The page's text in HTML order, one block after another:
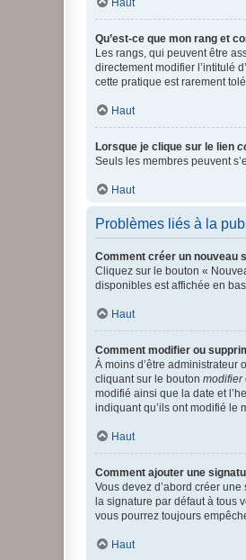
Qu’est-ce que mon rang et
Les rangs, qui peuvent être
directement modifier l’intitulé
cette pratique est rarement
Haut
Lorsque je clique sur le lien
Seuls les membres peuvent
Haut
Problèmes liés à la
Comment créer un nouveau
Cliquez sur le bouton «
disponibles est affichée en
Haut
Comment modifier ou
À moins d’être
cliquant sur le bouton modifier
modifié ainsi que la date et
indiquant qu’ils ont modifié le
Haut
Comment ajouter une
Vous devez d’abord créer
la signature par défaut à tous
vous pourrez toujours
Haut